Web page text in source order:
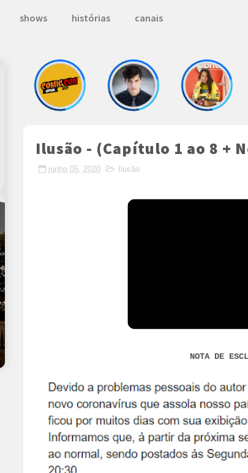
Ilusão - (Capítulo 1 ao 8 +
junho 05, 2020 Ilusão
NOTA DE
shows histórias canais